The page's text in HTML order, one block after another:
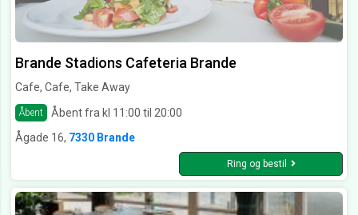
Brande Stadions Cafeteria Brande
Cafe, Cafe, Take Away
Åbent
Åbent fra kl 11:00 til 20:00
Ågade 16, 7330 Brande
Ring og bestil